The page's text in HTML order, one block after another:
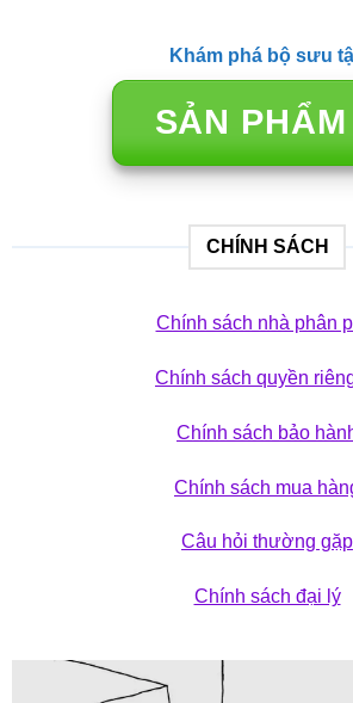
Khám phá bộ sưu
SẢN PHẨM
CHÍNH SÁCH
Chính sách nhà phân
Chính sách quyền
Chính sách bảo
Chính sách mua
Câu hỏi thường gặp
Chính sách đại lý